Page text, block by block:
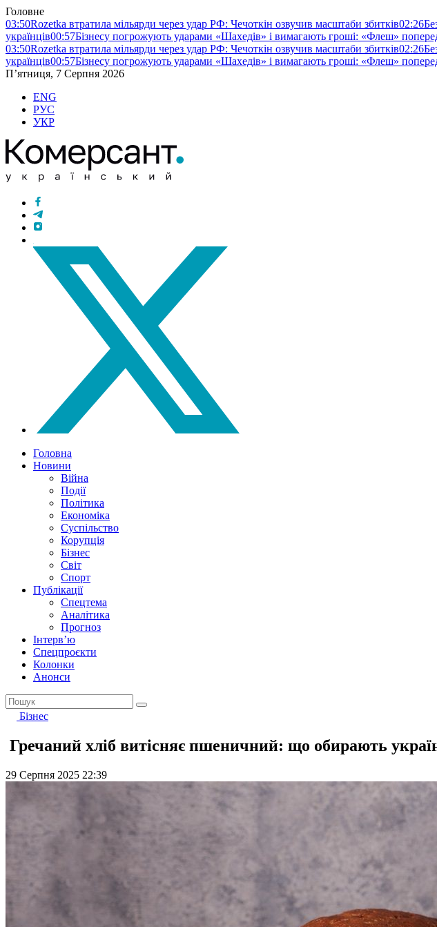
Головне
03:50Rozetka втратила мільярди через удар РФ: Чечоткін озвучив масштаби збитків02:26
українців00:57Бізнесу погрожують ударами «Шахедів» і вимагають гроші: «Флеш»
03:50Rozetka втратила мільярди через удар РФ: Чечоткін озвучив масштаби збитків02:26
українців00:57Бізнесу погрожують ударами «Шахедів» і вимагають гроші: «Флеш»
П’ятниця, 7 Серпня 2026
ENG
РУС
УКР
Головна
Новини
Війна
Події
Політика
Економіка
Суспільство
Корупція
Бізнес
Світ
Спорт
Публікації
Спецтема
Аналітика
Прогноз
Інтерв’ю
Спецпроєкти
Колонки
Анонси
Бізнес
Гречаний хліб витісняє пшеничний: що обирають
29 Серпня 2025 22:39